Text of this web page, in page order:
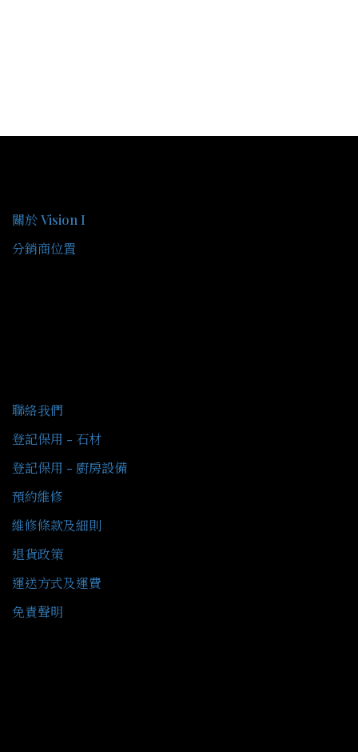
關於 Vision I
分銷商位置
聯絡我們
登記保用 - 石材
登記保用 - 廚房設備
預約維修
維修條款及細則
退貨政策
運送方式及運費
免責聲明